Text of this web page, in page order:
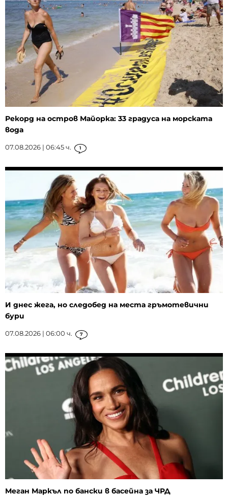
Рекорд на остров Майорка: 33 градуса на морската
вода
07.08.2026 | 06:45 ч. 1
И днес жега, но следобед на места гръмотевични
бури
07.08.2026 | 06:00 ч. 7
Меган Маркъл по бански в басейна за ЧРД